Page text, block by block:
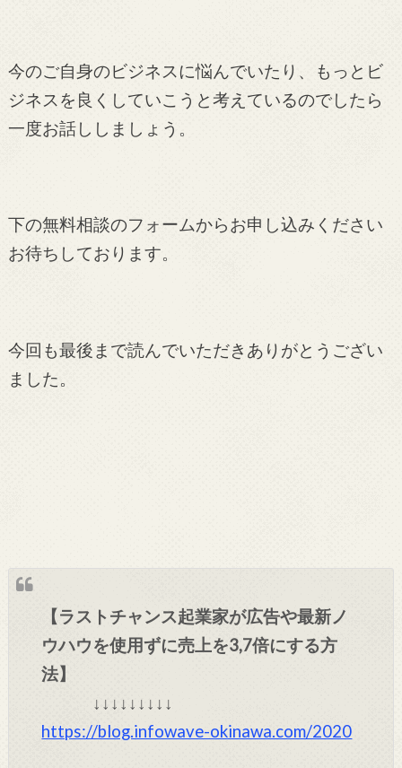
今のご自身のビジネスに悩んでいたり、もっとビ
ジネスを良くしていこうと考えているのでしたら
一度お話ししましょう。
下の無料相談のフォームからお申し込みください
お待ちしております。
今回も最後まで読んでいただきありがとうござい
ました。
【ラストチャンス起業家が広告や最新ノ
ウハウを使用ずに売上を3,7倍にする方
法】
↓↓↓↓↓↓↓↓↓
https://blog.infowave-okinawa.com/2020